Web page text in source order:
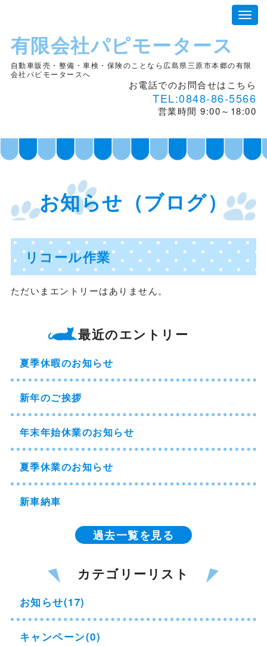
有限会社パピモータース
自動車販売・整備・車検・保険のことなら広島県三原市本郷の有限
会社パピモータースへ
お電話でのお問合せはこちら
TEL:0848-86-5566
営業時間 9:00～18:00
お知らせ（ブログ）
リコール作業
ただいまエントリーはありません。
最近のエントリー
夏季休暇のお知らせ
新年のご挨拶
年末年始休業のお知らせ
夏季休業のお知らせ
新車納車
過去一覧を見る
カテゴリーリスト
お知らせ(17)
キャンペーン(0)